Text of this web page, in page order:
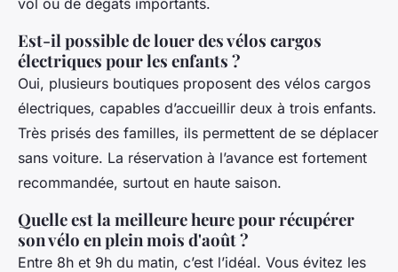
Est-il possible de louer des vélos cargos
électriques pour les enfants ?
Oui, plusieurs boutiques proposent des vélos cargos
électriques, capables d’accueillir deux à trois enfants.
Très prisés des familles, ils permettent de se déplacer
sans voiture. La réservation à l’avance est fortement
recommandée, surtout en haute saison.
Quelle est la meilleure heure pour récupérer
son vélo en plein mois d'août ?
Entre 8h et 9h du matin, c’est l’idéal. Vous évitez les